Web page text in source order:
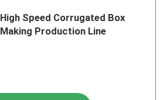
High Speed Corrugated Box
Making Production Line